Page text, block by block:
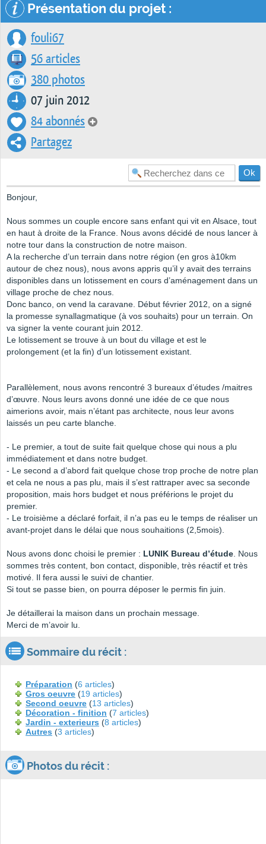
Présentation du projet :
fouli67
56 articles
380 photos
07 juin 2012
84 abonnés
Partagez
Bonjour,
Nous sommes un couple encore sans enfant qui vit en Alsace, tout
en haut à droite de la France. Nous avons décidé de nous lancer à
notre tour dans la construction de notre maison.
A la recherche d’un terrain dans notre région (en gros à10km
autour de chez nous), nous avons appris qu’il y avait des terrains
disponibles dans un lotissement en cours d’aménagement dans un
village proche de chez nous.
Donc banco, on vend la caravane. Début février 2012, on a signé
la promesse synallagmatique (à vos souhaits) pour un terrain. On
va signer la vente courant juin 2012.
Le lotissement se trouve à un bout du village et est le
prolongement (et la fin) d’un lotissement existant.
Parallèlement, nous avons rencontré 3 bureaux d’études /maitres
d’œuvre. Nous leurs avons donné une idée de ce que nous
aimerions avoir, mais n’étant pas architecte, nous leur avons
laissés un peu carte blanche.
- Le premier, a tout de suite fait quelque chose qui nous a plu
immédiatement et dans notre budget.
- Le second a d’abord fait quelque chose trop proche de notre plan
et cela ne nous a pas plu, mais il s’est rattraper avec sa seconde
proposition, mais hors budget et nous préférions le projet du
premier.
- Le troisième a déclaré forfait, il n’a pas eu le temps de réaliser un
avant-projet dans le délai que nous souhaitions (2,5mois).
Nous avons donc choisi le premier : LUNIK Bureau d’étude. Nous
sommes très content, bon contact, disponible, très réactif et très
motivé. Il fera aussi le suivi de chantier.
Si tout se passe bien, on pourra déposer le permis fin juin.
Je détaillerai la maison dans un prochain message.
Merci de m’avoir lu.
Sommaire du récit :
Préparation (6 articles)
Gros oeuvre (19 articles)
Second oeuvre (13 articles)
Décoration - finition (7 articles)
Jardin - exterieurs (8 articles)
Autres (3 articles)
Photos du récit :